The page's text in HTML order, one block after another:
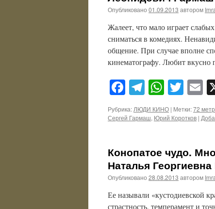
Опубликовано 01.09.2013 автором
Жалеет, что мало играет
сниматься в комедиях.
общение. При случае вполне
кинематографу. Любит вкусно
Facebook
Telegram
Рубрика: ЛЮДИ КИНО | Метки:72
Сергей Гармаш, Юрий Коротков |
Конопатое чудо.
Наталья
Опубликовано 28.08.2013 автором
Ее называли «кустодиевской
страстность, темперамент и